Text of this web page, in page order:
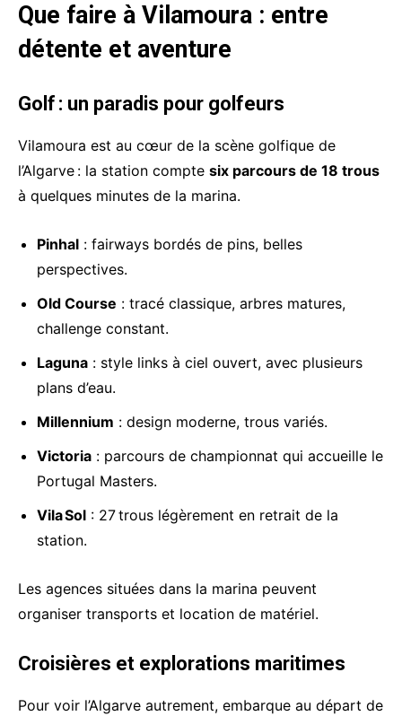
Que faire à Vilamoura : entre
détente et aventure
Golf : un paradis pour golfeurs
Vilamoura est au cœur de la scène golfique de
l’Algarve : la station compte six parcours de 18 trous
à quelques minutes de la marina.
Pinhal : fairways bordés de pins, belles
perspectives.
Old Course : tracé classique, arbres matures,
challenge constant.
Laguna : style links à ciel ouvert, avec plusieurs
plans d’eau.
Millennium : design moderne, trous variés.
Victoria : parcours de championnat qui accueille le
Portugal Masters.
Vila Sol : 27 trous légèrement en retrait de la
station.
Les agences situées dans la marina peuvent
organiser transports et location de matériel.
Croisières et explorations maritimes
Pour voir l’Algarve autrement, embarque au départ de